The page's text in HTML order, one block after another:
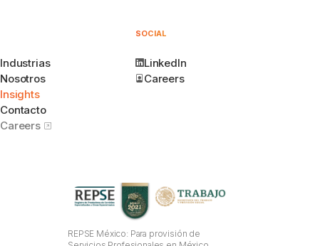
Industrias
Nosotros
Insights
Contacto
Careers
SOCIAL
LinkedIn
Careers
REPSE México: Para provisión de